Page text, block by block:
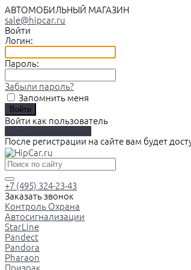
АВТОМОБИЛЬНЫЙ МАГАЗИН
sale@hipcar.ru
Войти
Логин:
Пароль:
Забыли пароль?
Запомнить меня
Войти как пользователь
После регистрации на сайте вам будет
+7 (495) 324-23-43
Заказать звонок
Контроль Охрана
Автосигнализации
StarLine
Pandect
Pandora
Pharaon
Призрак